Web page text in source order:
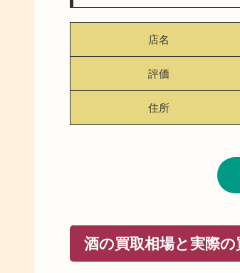
店名
評価
住所
酒の買取相場と実際の